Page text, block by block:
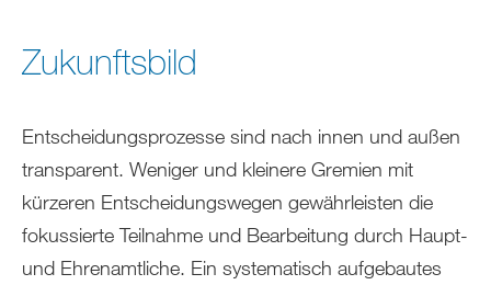
Zukunftsbild
Entscheidungsprozesse sind nach innen und außen
transparent. Weniger und kleinere Gremien mit
kürzeren Entscheidungswegen gewährleisten die
fokussierte Teilnahme und Bearbeitung durch Haupt-
und Ehrenamtliche. Ein systematisch aufgebautes